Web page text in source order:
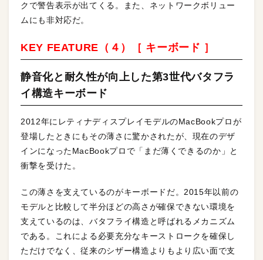
クで警告表示が出てくる。また、ネットワークボリュー
ムにも非対応だ。
KEY FEATURE（４）［ キーボード ］
静音化と耐久性が向上した第3世代バタフラ
イ構造キーボード
2012年にレティナディスプレイモデルのMacBookプロが
登場したときにもその薄さに驚かされたが、現在のデザ
インになったMacBookプロで「まだ薄くできるのか」と
衝撃を受けた。
この薄さを支えているのがキーボードだ。2015年以前の
モデルと比較して半分ほどの高さが確保できない環境を
支えているのは、バタフライ構造と呼ばれるメカニズム
である。これによる必要充分なキーストロークを確保し
ただけでなく、従来のシザー構造よりもより広い面で支